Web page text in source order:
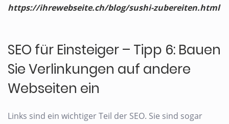
https://ihrewebseite.ch/blog/sushi-zubereiten.html
SEO für Einsteiger – Tipp 6: Bauen
Sie Verlinkungen auf andere
Webseiten ein
Links sind ein wichtiger Teil der SEO. Sie sind sogar